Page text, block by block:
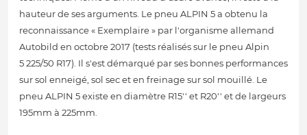
hauteur de ses arguments. Le pneu ALPIN 5 a obtenu la
reconnaissance « Exemplaire » par l'organisme allemand
Autobild en octobre 2017 (tests réalisés sur le pneu Alpin
5 225/50 R17). Il s'est démarqué par ses bonnes performances
sur sol enneigé, sol sec et en freinage sur sol mouillé. Le
pneu ALPIN 5 existe en diamètre R15'' et R20'' et de largeurs
195mm à 225mm.